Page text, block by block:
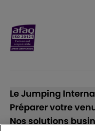
Le Jumping
Préparer votre
Nos solutions